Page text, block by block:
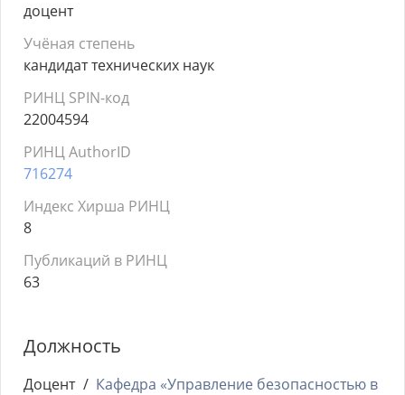
доцент
Учёная степень
кандидат технических наук
РИНЦ SPIN-код
22004594
РИНЦ AuthorID
716274
Индекс Хирша РИНЦ
8
Публикаций в РИНЦ
63
Должность
Доцент
Кафедра «Управление безопасностью в